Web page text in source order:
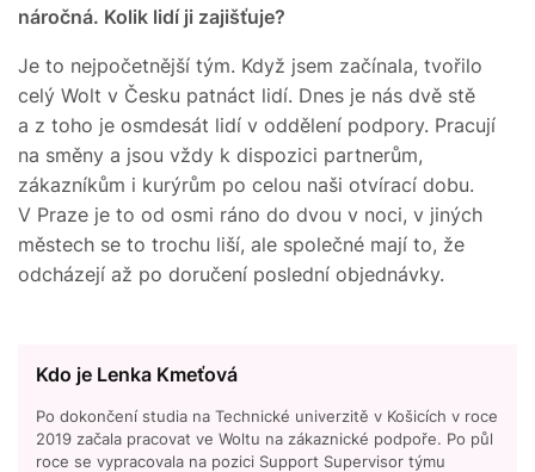
náročná. Kolik lidí ji zajišťuje?
Je to nejpočetnější tým. Když jsem začínala, tvořilo
celý Wolt v Česku patnáct lidí. Dnes je nás dvě stě
a z toho je osmdesát lidí v oddělení podpory. Pracují
na směny a jsou vždy k dispozici partnerům,
zákazníkům i kurýrům po celou naši otvírací dobu.
V Praze je to od osmi ráno do dvou v noci, v jiných
městech se to trochu liší, ale společné mají to, že
odcházejí až po doručení poslední objednávky.
Kdo je Lenka Kmeťová
Po dokončení studia na Technické univerzitě v Košicích v roce
2019 začala pracovat ve Woltu na zákaznické podpoře. Po půl
roce se vypracovala na pozici Support Supervisor týmu